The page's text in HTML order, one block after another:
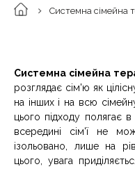
Системна сімейна
Системна сімейна
розглядає сім'ю як
на інших і на всю
цього підходу полягає
всередині сім'ї не
ізольовано, лише на
цього, увага